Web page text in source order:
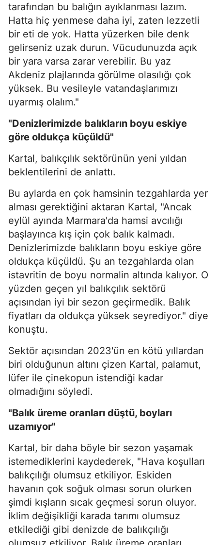
tarafından bu balığın ayıklanması lazım.
Hatta hiç yenmese daha iyi, zaten lezzetli
bir eti de yok. Hatta yüzerken bile denk
gelirseniz uzak durun. Vücudunuzda açık
bir yara varsa zarar verebilir. Bu yaz
Akdeniz plajlarında görülme olasılığı çok
yüksek. Bu vesileyle vatandaşlarımızı
uyarmış olalım."
"Denizlerimizde balıkların boyu eskiye
göre oldukça küçüldü"
Kartal, balıkçılık sektörünün yeni yıldan
beklentilerini de anlattı.
Bu aylarda en çok hamsinin tezgahlarda yer
alması gerektiğini aktaran Kartal, "Ancak
eylül ayında Marmara'da hamsi avcılığı
başlayınca kış için çok balık kalmadı.
Denizlerimizde balıkların boyu eskiye göre
oldukça küçüldü. Şu an tezgahlarda olan
istavritin de boyu normalin altında kalıyor. O
yüzden geçen yıl balıkçılık sektörü
açısından iyi bir sezon geçirmedik. Balık
fiyatları da oldukça yüksek seyrediyor." diye
konuştu.
Sektör açısından 2023'ün en kötü yıllardan
biri olduğunun altını çizen Kartal, palamut,
lüfer ile çinekopun istendiği kadar
olmadığını söyledi.
"Balık üreme oranları düştü, boyları
uzamıyor"
Kartal, bir daha böyle bir sezon yaşamak
istemediklerini kaydederek, "Hava koşulları
balıkçılığı olumsuz etkiliyor. Eskiden
havanın çok soğuk olması sorun olurken
şimdi kışların sıcak geçmesi sorun oluyor.
İklim değişikliği karada tarımı olumsuz
etkilediği gibi denizde de balıkçılığı